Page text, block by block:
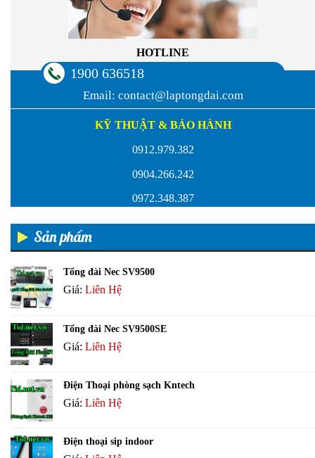
HOTLINE
1900 636518
Email: contact@laptongdai.com
KỸ THUẬT & BẢO HÀNH
0912.979.382
0904.266.242
0972.348.387
Sản phẩm
Tổng đài Nec SV9500
Giá: Liên Hệ
Tổng đài Nec SV9500SE
Giá: Liên Hệ
Điện Thoại phòng sạch Kntech
Giá: Liên Hệ
Điện thoại sip indoor